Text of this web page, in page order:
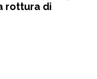
rottura di